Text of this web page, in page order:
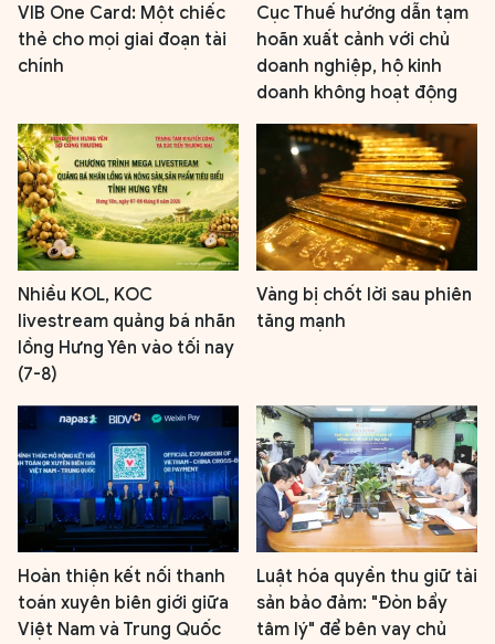
VIB One Card: Một chiếc
thẻ cho mọi giai đoạn tài
chính
Cục Thuế hướng dẫn tạm
hoãn xuất cảnh với chủ
doanh nghiệp, hộ kinh
doanh không hoạt động
Nhiều KOL, KOC
livestream quảng bá nhãn
lồng Hưng Yên vào tối nay
(7-8)
Vàng bị chốt lời sau phiên
tăng mạnh
Hoàn thiện kết nối thanh
toán xuyên biên giới giữa
Việt Nam và Trung Quốc
Luật hóa quyền thu giữ tài
sản bảo đảm: "Đòn bẩy
tâm lý" để bên vay chủ